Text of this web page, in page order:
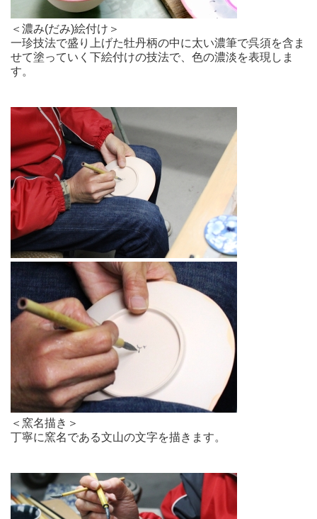
＜濃み(だみ)絵付け＞
一珍技法で盛り上げた牡丹柄の中に太い濃筆で呉須を含ま
せて塗っていく下絵付けの技法で、色の濃淡を表現しま
す。
＜窯名描き＞
丁寧に窯名である文山の文字を描きます。